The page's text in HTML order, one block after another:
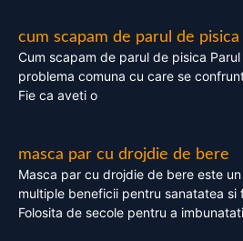
cum scapam de parul de pisica
Cum scapam de parul de pisica
problema comuna cu care se
Fie ca aveti o
masca par cu drojdie de bere
Masca par cu drojdie de bere este
multiple beneficii pentru sanatatea si
Folosita de secole pentru a